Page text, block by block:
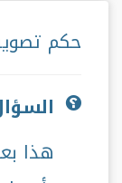
حكم
هذا